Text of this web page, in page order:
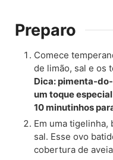
Preparo
Comece
de limão, sal e os
Dica: pimenta-
um toque
10 minutinhos
Em uma tigelinha,
sal. Esse ovo
cobertura de